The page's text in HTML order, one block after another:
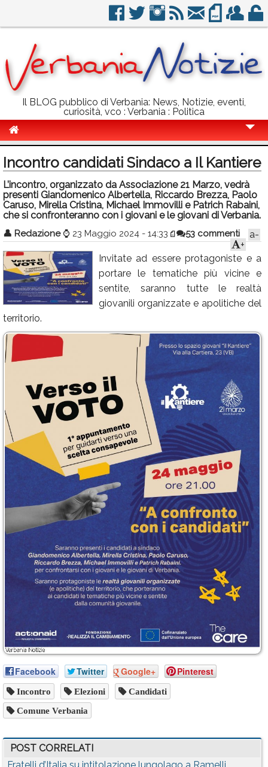
Il BLOG pubblico di Verbania: News, Notizie, eventi,
curiosità, vco : Verbania : Politica
Politica
Sport
Eventi
Info Utili
Rubriche
Calendario
Annunci
Incontro candidati Sindaco a Il Kantiere
L’incontro, organizzato da Associazione 21 Marzo, vedrà
presenti Giandomenico Albertella, Riccardo Brezza, Paolo
Caruso, Mirella Cristina, Michael Immovilli e Patrich Rabaini,
che si confronteranno con i giovani e le giovani di Verbania.
👤 Redazione ⌚ 23 Maggio 2024 - 14:33 53 commenti
a-
+
Invitate ad essere protagoniste e a
portare le tematiche più vicine e
sentite, saranno tutte le realtà
giovanili organizzate e apolitiche del
territorio.
Facebook Twitter Google+ Pinterest
Incontro Elezioni Candidati
Comune Verbania
POST CORRELATI
Fratelli d’Italia su intitolazione lungolago a Ramelli